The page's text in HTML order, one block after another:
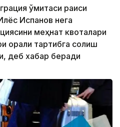
қўмитаси раиси
Испанов нега
меҳнат квоталари
орқали тартибга солиш
деб хабар беради